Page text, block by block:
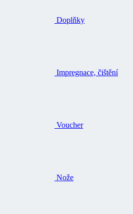
Doplňky
Impregnace, čištění
Voucher
Nože